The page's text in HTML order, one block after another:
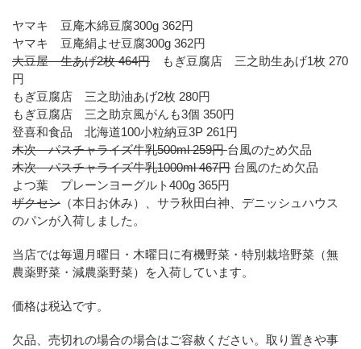
ヤマキ 豆庵木綿豆腐300g 362円
ヤマキ 豆庵絹よせ豆腐300g 362円
大豆屋 生あげ2枚 464円 もぎ豆腐店 三之助生あげ1枚 270
円
もぎ豆腐店 三之助油あげ2枚 280円
もぎ豆腐店 三之助京風がんも3個 350円
登喜和食品 北海道100小粒納豆3P 261円
木次 パスチャライズ牛乳500ml 259円台風のため欠品
木次 パスチャライズ牛乳1000ml 467円 台風のため欠品
よつ葉 プレーンヨーグルト400g 365円
ザクセン （本日お休み）、サラ秋田白神、デニッシュハウス
のパンが入荷しました。
当店では毎週月曜日・木曜日に有機野菜・特別栽培野菜（無
農薬野菜・減農薬野菜）を入荷しています。
価格は税込です。
欠品、売切れの場合の場合はご容赦ください。取り置きや事